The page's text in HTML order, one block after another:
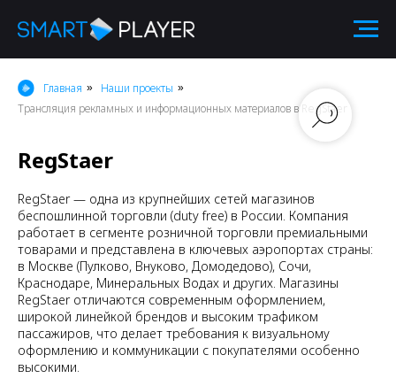
Главная » Наши проекты »
Трансляция рекламных и информационных материалов в RegStaer
RegStaer
RegStaer — одна из крупнейших сетей магазинов
беспошлинной торговли (duty free) в России. Компания
работает в сегменте розничной торговли премиальными
товарами и представлена в ключевых аэропортах страны:
в Москве (Пулково, Внуково, Домодедово), Сочи,
Краснодаре, Минеральных Водах и других. Магазины
RegStaer отличаются современным оформлением,
широкой линейкой брендов и высоким трафиком
пассажиров, что делает требования к визуальному
оформлению и коммуникации с покупателями особенно
высокими.